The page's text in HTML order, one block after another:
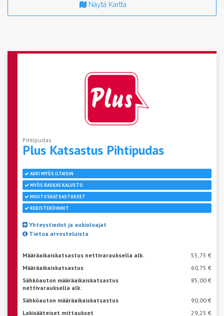
Näytä Kartta
Pihtipudas
Plus Katsastus Pihtipudas
AUKI MYÖS ILTAISIN
MYÖS RASKAS KALUSTO
MUUTOSKATSASTUKSET
REKISTERÖINNIT
Yhteystiedot ja aukioloajat
Tietoa arvosteluista
Määräaikaiskatsastus nettivarauksella alk.
55,75 €
Määräaikaiskatsastus
60,75 €
Sähköauton määräaikaiskatsastus
nettivarauksella alk.
85,00 €
Sähköauton määräaikaiskatsastus
90,00 €
Lakisääteiset mittaukset
29,25 €